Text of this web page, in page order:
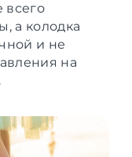
всего
а колодка
и не
на